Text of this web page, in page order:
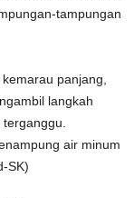
tampungan
panjang,
langkah
air minum
SK)